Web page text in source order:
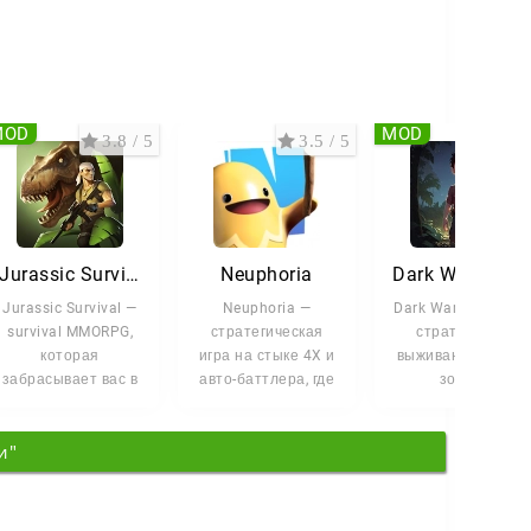
Jurassic Survival
Jurassic Survival —
survival MMORPG,
которая
забрасывает вас в
3.8 / 5
Neuphoria
Neuphoria —
стратегическая
игра на стыке 4X и
авто-баттлера, где
3.5 / 5
Dark War Survival
стратегия на
выживание в мире
зомби-
MOD